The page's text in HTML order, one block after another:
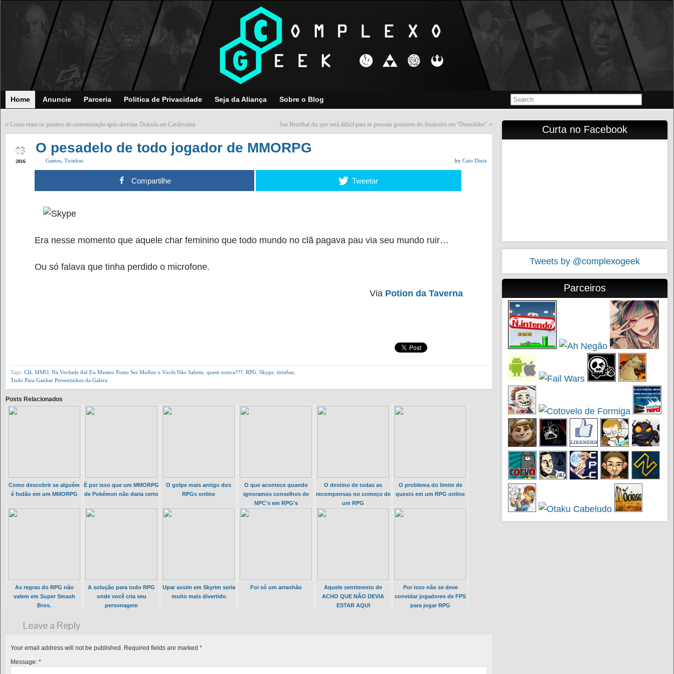
Home Anuncie Parceria Politica de Privacidade Seja da Aliança Sobre o Blog
« Como eram os jantares de comemoração após derrotar Drácula em Castlevania Jon Bernthal diz que será difícil para as pessoas gostarem do Justiceiro em “Demolidor” »
03
2016
O pesadelo de todo jogador de MMORPG
Games Tirinhas by Caio Diniz
Compartilhe Tweetar
Era nesse momento que aquele char feminino que todo mundo no clã pagava pau via seu mundo ruir…
Ou só falava que tinha perdido o microfone.
Via Potion da Taverna
Tags: Clã MMO Na Verdade Até Eu Mesmo Posso Ser Mulher e Vocês Não Sabem quem nunca??? RPG Skype tirinhas
Tudo Para Ganhar Presentinhos da Galera
Posts Relacionados
Como descobrir se alguém
é fodão em um MMORPG
É por isso que um MMORPG
de Pokémon não daria certo
O golpe mais antigo dos
RPGs online
O que acontece quando
ignoramos conselhos de
NPC's em RPG's
O destino de todas as
recompensas no começo de
um RPG
O problema do limite de
quests em um RPG online
As regras do RPG não
valem em Super Smash
Bros.
A solução para todo RPG
onde você cria seu
personagem
Upar assim em Skyrim seria
muito mais divertido
Foi só um arranhão
Aquele sentimento de
ACHO QUE NÃO DEVIA
ESTAR AQUI
Por isso não se deve
convidar jogadores de FPS
para jogar RPG
Leave a Reply
Your email address will not be published. Required fields are marked *
Message: *
Curta no Facebook
Tweets by @complexogeek
Parceiros